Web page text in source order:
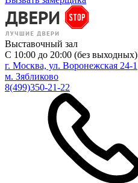
Выставочный зал
С 10:00 до 20:00 (без выходных)
г. Москва, ул. Воронежская 24-1
м. Зябликово
8(499)350-21-22